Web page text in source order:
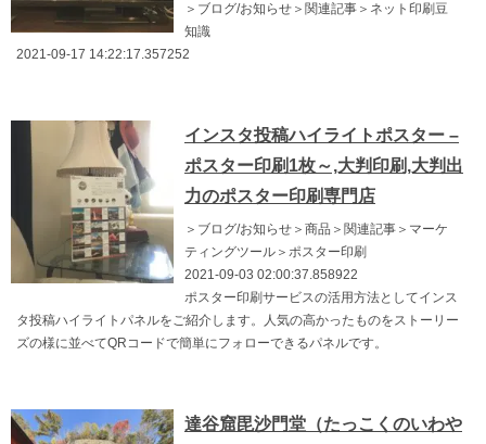
＞ブログ/お知らせ＞関連記事＞ネット印刷豆
知識
2021-09-17 14:22:17.357252
インスタ投稿ハイライトポスター –
ポスター印刷1枚～,大判印刷,大判出
力のポスター印刷専門店
＞ブログ/お知らせ＞商品＞関連記事＞マーケ
ティングツール＞ポスター印刷
2021-09-03 02:00:37.858922
ポスター印刷サービスの活用方法としてインス
タ投稿ハイライトパネルをご紹介します。人気の高かったものをストーリー
ズの様に並べてQRコードで簡単にフォローできるパネルです。
達谷窟毘沙門堂（たっこくのいわや